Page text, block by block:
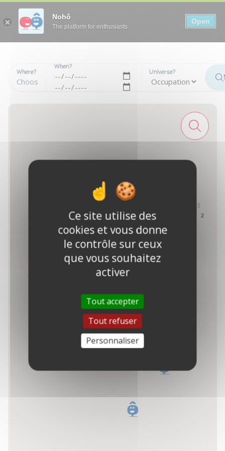
Nohô
The platform for enthusiasts
Open
Where?
When?
Universe?
2
2
2
2
Panneau de gestion des cookies
Ce site utilise des
cookies et vous donne
le contrôle sur ceux
que vous souhaitez
activer
Tout accepter
Tout refuser
Personnaliser